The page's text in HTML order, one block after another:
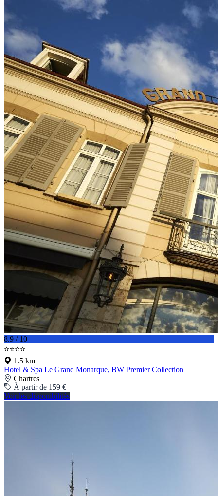
8.9 / 10
⭐⭐⭐⭐
1.5 km
Hotel & Spa Le Grand Monarque, BW Premier Collection
Chartres
À partir de 159 €
Voir les disponibilités